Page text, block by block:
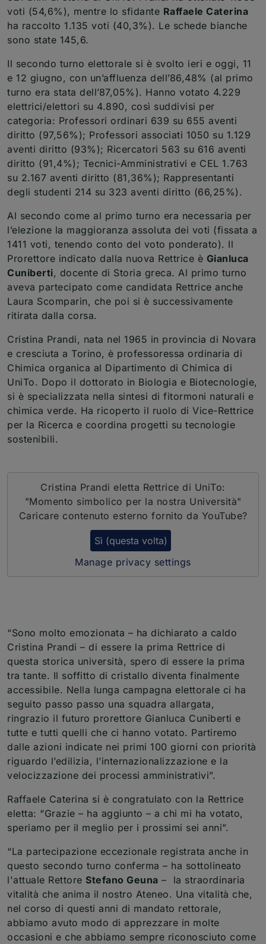
voti (54,6%), mentre lo sfidante Raffaele Caterina
ha raccolto 1.135 voti (40,3%). Le schede bianche
sono state 145,6.
Il secondo turno elettorale si è svolto ieri e oggi, 11
e 12 giugno, con un’affluenza dell’86,48% (al primo
turno era stata dell’87,05%). Hanno votato 4.229
elettrici/elettori su 4.890, così suddivisi per
categoria: Professori ordinari 639 su ​655 aventi
diritto (97,56%); Professori associati 1050 su​ 1.129
aventi diritto (93%); Ricercatori 563 su 616 aventi
diritto (91,4%); Tecnici-Amministrativi e CEL 1.763
su ​2​.167 aventi diritto (81,36%); Rappresentanti
degli studenti 214 su ​3​23 aventi diritto (66,25%).
Al secondo come al primo turno era necessaria per
l’elezione la maggioranza assoluta dei voti (fissata a
1411 voti, tenendo conto del voto ponderato). Il
Prorettore indicato dalla nuova Rettrice è Gianluca
Cuniberti, docente di Storia greca. Al primo turno
aveva partecipato come candidata Rettrice anche
Laura Scomparin, che poi si è successivamente
ritirata dalla corsa.
Cristina Prandi, nata nel 1965 in provincia di Novara
e cresciuta a Torino, è professoressa ordinaria di
Chimica organica al Dipartimento di Chimica di
UniTo. Dopo il dottorato in Biologia e Biotecnologie,
si è specializzata nella sintesi di fitormoni naturali e
chimica verde. Ha ricoperto il ruolo di Vice-Rettrice
per la Ricerca e coordina progetti su tecnologie
sostenibili.
Cristina Prandi eletta Rettrice di UniTo:
"Momento simbolico per la nostra Università"
Caricare contenuto esterno fornito da YouTube?
Sì (questa volta)
Manage privacy settings
“Sono molto emozionata – ha dichiarato a caldo
Cristina Prandi – di essere la prima Rettrice di
questa storica università, spero di essere la prima
tra tante. Il soffitto di cristallo diventa finalmente
accessibile. Nella lunga campagna elettorale ci ha
seguito passo passo una squadra allargata,
ringrazio il futuro prorettore Gianluca Cuniberti e
tutte e tutti quelli che ci hanno votato. Partiremo
dalle azioni indicate nei primi 100 giorni con priorità
riguardo l’edilizia, l’internazionalizzazione e la
velocizzazione dei processi amministrativi”.
Raffaele Caterina si è congratulato con la Rettrice
eletta: “Grazie – ha aggiunto – a chi mi ha votato,
speriamo per il meglio per i prossimi sei anni”.
“La partecipazione eccezionale registrata anche in
questo secondo turno conferma – ha sottolineato
l'attuale Rettore Stefano Geuna – la straordinaria
vitalità che anima il nostro Ateneo. Una vitalità che,
nel corso di questi anni di mandato rettorale,
abbiamo avuto modo di apprezzare in molte
occasioni e che abbiamo sempre riconosciuto come